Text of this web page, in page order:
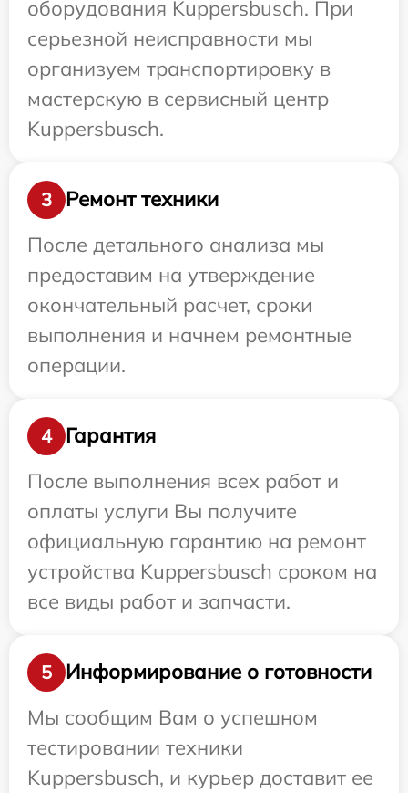
оборудования Kuppersbusch. При
серьезной неисправности мы
организуем транспортировку в
мастерскую в сервисный центр
Kuppersbusch.
3
Ремонт техники
После детального анализа мы
предоставим на утверждение
окончательный расчет, сроки
выполнения и начнем ремонтные
операции.
4
Гарантия
После выполнения всех работ и
оплаты услуги Вы получите
официальную гарантию на ремонт
устройства Kuppersbusch сроком на
все виды работ и запчасти.
5
Информирование о готовности
Мы сообщим Вам о успешном
тестировании техники
Kuppersbusch, и курьер доставит ее